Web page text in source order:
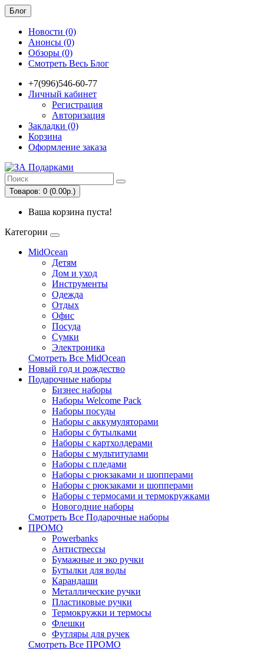
Блог
Новости (0)
Анонсы (0)
Обзоры (0)
Смотреть Весь Блог
+7(996)546-60-77
Личный кабинет
Регистрация
Авторизация
Закладки (0)
Корзина
Оформление заказа
Товаров: 0 (0.00р.)
Ваша корзина пуста!
Категории
MidOcean
Детям
Дом и уход
Инструменты
Одежда
Отдых
Офис
Посуда
Сумки
Электроника
Смотреть Все MidOcean
Новый год и рождество
Подарочные наборы
Бизнес наборы
Наборы Welcome Pack
Наборы посуды
Наборы с аккумуляторами
Наборы с бутылками
Наборы с картхолдерами
Наборы с мультитулами
Наборы с пледами
Наборы с рюкзаками и шопперами
Наборы с рюкзаками и шопперами
Наборы с термосами и термокружками
Новогодние наборы
Смотреть Все Подарочные наборы
ПРОМО
Powerbanks
Антистрессы
Бумажные и эко ручки
Бутылки для воды
Карандаши
Металлические ручки
Пластиковые ручки
Термокружки и термосы
Флешки
Футляры для ручек
Смотреть Все ПРОМО